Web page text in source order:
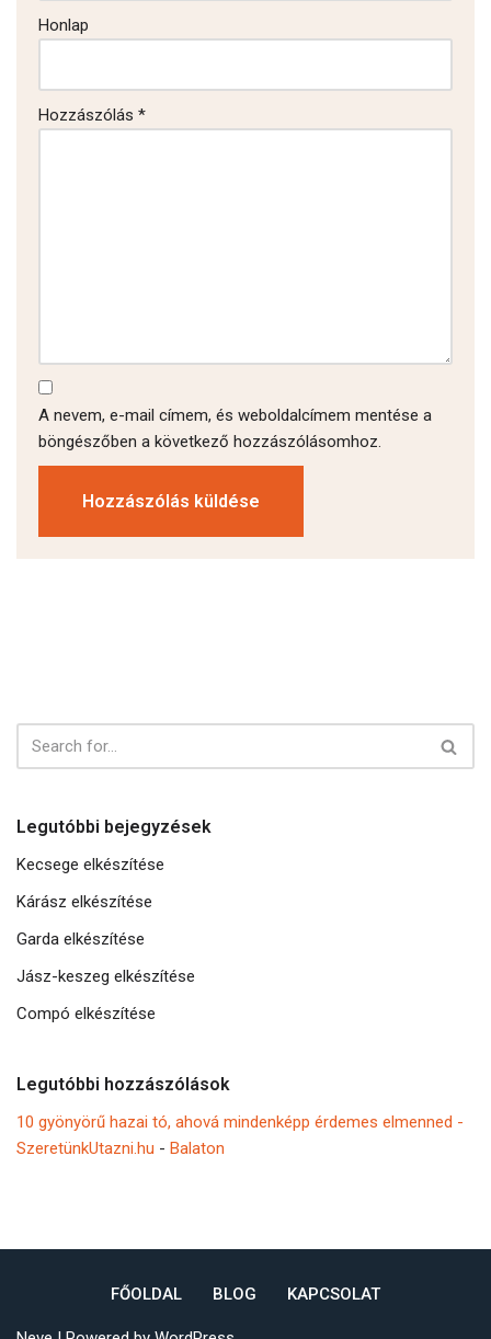
Honlap
Hozzászólás *
A nevem, e-mail címem, és weboldalcímem mentése a
böngészőben a következő hozzászólásomhoz.
Legutóbbi bejegyzések
Kecsege elkészítése
Kárász elkészítése
Garda elkészítése
Jász-keszeg elkészítése
Compó elkészítése
Legutóbbi hozzászólások
10 gyönyörű hazai tó, ahová mindenképp érdemes elmenned -
SzeretünkUtazni.hu - Balaton
FŐOLDAL BLOG KAPCSOLAT